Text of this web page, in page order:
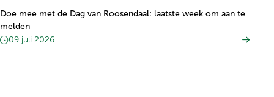
Doe mee met de Dag van Roosendaal: laatste week om aan te
melden
09 juli 2026